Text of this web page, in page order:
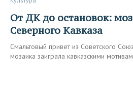
От ДК до остановок: мозаичное наследие
Северного Кавказа
Смальтовый привет из Советского
мозаика заиграла кавказскими